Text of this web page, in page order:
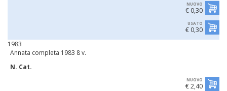
NUOVO
€ 0,30
USATO
€ 0,30
1983
Annata completa 1983 8 v.
N. Cat.
NUOVO
€ 2,40